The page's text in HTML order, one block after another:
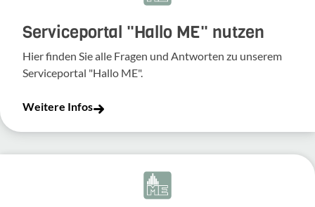
Serviceportal "Hallo ME" nutzen
Hier finden Sie alle Fragen und Antworten zu unserem
Serviceportal "Hallo ME".
Weitere Infos